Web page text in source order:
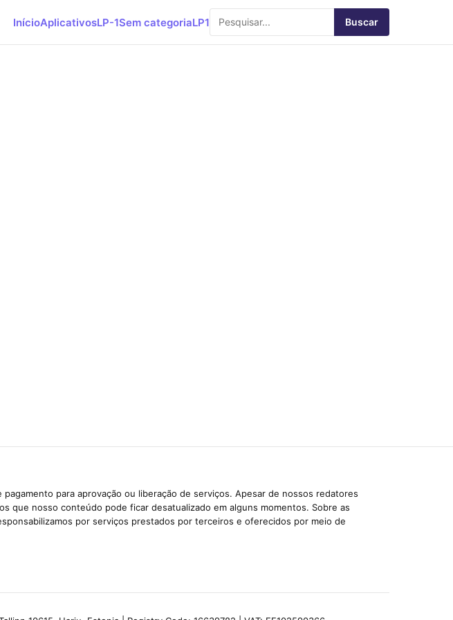
InícioAplicativosLP-1Sem categoriaLP1 Buscar
para aprovação ou liberação de serviços. Apesar de nossos redatores
que nosso conteúdo pode ficar desatualizado em alguns momentos. Sobre as
por serviços prestados por terceiros e oferecidos por meio de